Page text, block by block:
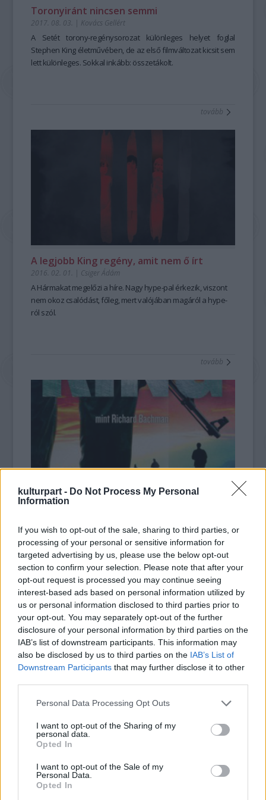
kulturpart - Do Not Process My Personal
Information
If you wish to opt-out of the sale, sharing to third parties, or
processing of your personal or sensitive information for
targeted advertising by us, please use the below opt-out
section to confirm your selection. Please note that after your
opt-out request is processed you may continue seeing
interest-based ads based on personal information utilized by
us or personal information disclosed to third parties prior to
your opt-out. You may separately opt-out of the further
disclosure of your personal information by third parties on the
IAB’s list of downstream participants. This information may
also be disclosed by us to third parties on the IAB’s List of
Downstream Participants that may further disclose it to other
Please note that this website/app uses one or more Google
not limited to your visit or usage behaviour. You may click to
grant or deny consent to Google and its third-party tags to
use your data for below specified purposes in below Google
consent section.
Personal Data Processing Opt Outs
I want to opt-out of the Sharing of my
personal data.
Opted In
I want to opt-out of the Sale of my
Personal Data.
Opted In
Toronyiránt nincsen semmi
2017. 08. 03. | Kovács Gellért
A Setét torony-regénysorozat különleges helyet foglal
Stephen King életművében, de az első filmváltozat kicsit sem
lett különleges. Sokkal inkább: összetákolt.
tovább
A legjobb King regény, amit nem ő írt
2016. 02. 01. | Csiger Ádám
AHármakatmegelőzi a híre. Nagy hype-pal érkezik, viszont
nem okoz csalódást, főleg, mert valójában magáról a hype-
ról szól.
tovább
2015. 09. 04.|Kultúrpart
Képes lennél napokig megállás nélkül gyalogolni? Túlélni a
vihart, a forróságot, a fájdalmat a lábadban és az egész
testedben? Menetelni, ha az életed múlna rajta?
tovább
Mégis elkészül a rendező nélkül maradt film
2015. 07. 18.|Kultúrpart
A New Linemegtalálta Cary Fukunaga helyettesét